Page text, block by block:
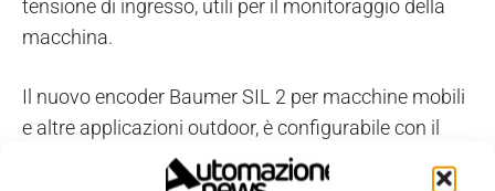
tensione di ingresso, utili per il monitoraggio della
macchina.
Il nuovo encoder Baumer SIL 2 per macchine mobili
e altre applicazioni outdoor, è configurabile con il
software gratuitoBaumer Sensor Suite.